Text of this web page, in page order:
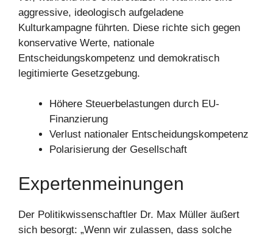
aggressive, ideologisch aufgeladene
Kulturkampagne führten. Diese richte sich gegen
konservative Werte, nationale
Entscheidungskompetenz und demokratisch
legitimierte Gesetzgebung.
Höhere Steuerbelastungen durch EU-
Finanzierung
Verlust nationaler Entscheidungskompetenz
Polarisierung der Gesellschaft
Expertenmeinungen
Der Politikwissenschaftler Dr. Max Müller äußert
sich besorgt: „Wenn wir zulassen, dass solche